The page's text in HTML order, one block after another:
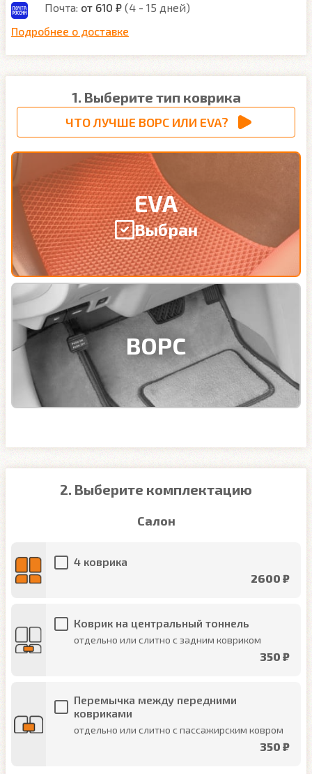
Почта: от 610 ₽ (4 - 15 дней)
Подробнее о доставке
1. Выберите тип коврика
ЧТО ЛУЧШЕ ВОРС ИЛИ EVA?
EVA
Выбран
ВОРС
2. Выберите комплектацию
Салон
4 коврика
2600 ₽
Коврик на центральный тоннель
отдельно или слитно с задним ковриком
350 ₽
Перемычка между передними
ковриками
отдельно или слитно с пассажирским ковром
350 ₽